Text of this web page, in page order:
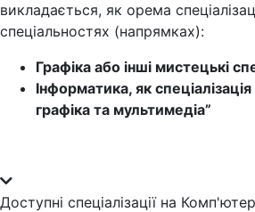
викладається, як орема
спеціальностях (напрямках):
Графіка або інші мистецькі
Інформатика, як
графіка та мультимедіа”
Доступні спеціалізації на